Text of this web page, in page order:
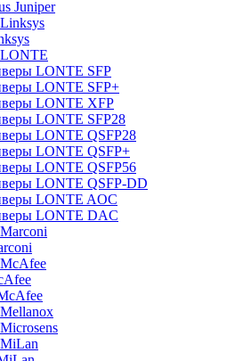
Juniper
LONTE SFP
LONTE SFP+
LONTE XFP
LONTE SFP28
LONTE QSFP28
LONTE QSFP+
LONTE QSFP56
LONTE QSFP-DD
LONTE AOC
LONTE DAC